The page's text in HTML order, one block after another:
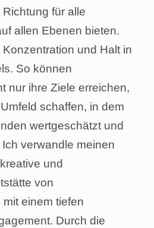
für alle
allen Ebenen bieten.
und Halt in
So können
nur ihre Ziele erreichen,
schaffen, in dem
wertgeschätzt und
verwandle meinen
und
von
einem tiefen
Durch die